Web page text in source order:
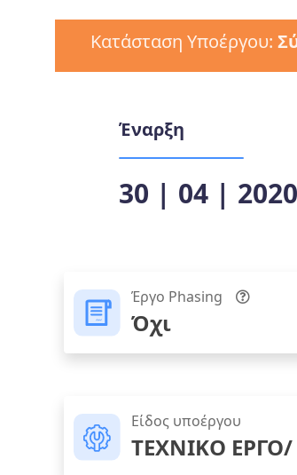
Κατάσταση Υποέργου:
Έναρξη
30 | 04 | 2020
Έργο Phasing
Όχι
Είδος υποέργου
ΤΕΧΝΙΚΟ